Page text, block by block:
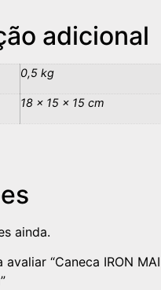
adicional
0,5 kg
18 × 15 × 15 cm
ainda.
“Caneca IRON